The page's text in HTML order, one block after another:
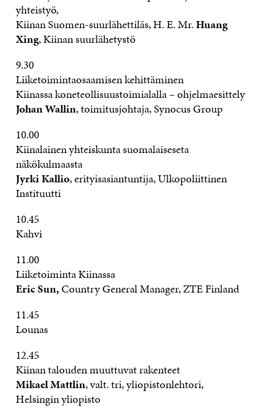
yhteistyö,
Kiinan Suomen-suurlähettiläs, H. E. Mr.Huang
Xing, Kiinan suurlähetystö
9.30
Liiketoimintaosaamisen kehittäminen
Kiinassa koneteollisuustoimialalla – ohjelmaesittely
Johan Wallin, toimitusjohtaja, Synocus Group
10.00
Kiinalainen yhteiskunta suomalaiseseta
näkökulmaasta
Jyrki Kallio, erityisasiantuntija, Ulkopoliittinen
Instituutti
10.45
Kahvi
11.00
Liiketoiminta Kiinassa
Eric Sun,Country General Manager, ZTE Finland
11.45
Lounas
12.45
Kiinan talouden muuttuvat rakenteet
Mikael Mattlin, valt. tri, yliopistonlehtori,
Helsingin yliopisto